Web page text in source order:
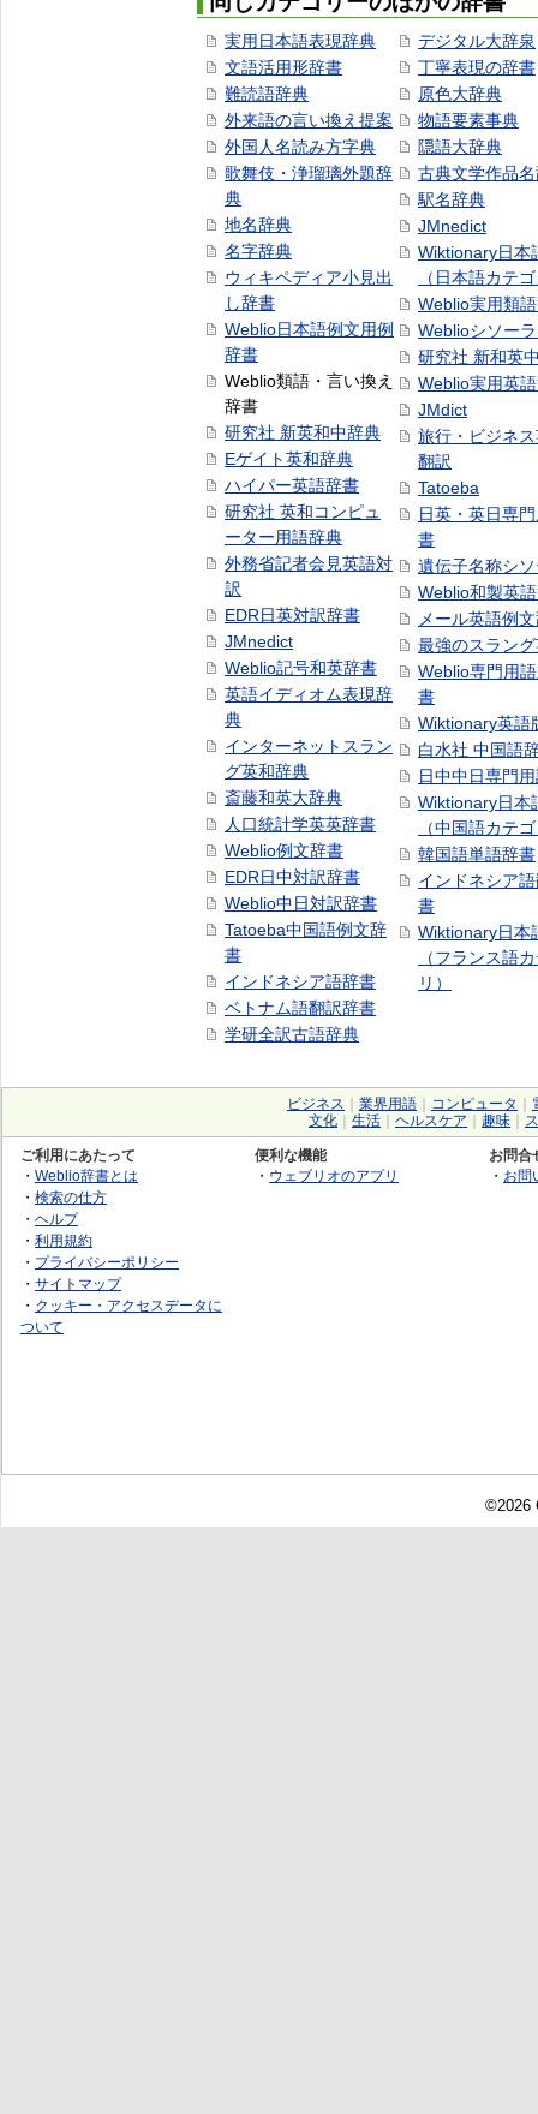
実用日本語表現辞典
文語活用形辞書
難読語辞典
外来語の言い換え提案
外国人名読み方字典
歌舞伎・浄瑠璃外題辞
典
地名辞典
名字辞典
ウィキペディア小見出
し辞書
Weblio日本語例文用例
辞書
Weblio類語・言い換え
辞書
研究社 新英和中辞典
Eゲイト英和辞典
ハイパー英語辞書
研究社 英和コンピュ
ーター用語辞典
外務省記者会見英語対
訳
EDR日英対訳辞書
JMnedict
Weblio記号和英辞書
英語イディオム表現辞
典
インターネットスラン
グ英和辞典
斎藤和英大辞典
人口統計学英英辞書
Weblio例文辞書
EDR日中対訳辞書
Weblio中日対訳辞書
Tatoeba中国語例文辞
書
インドネシア語辞書
ベトナム語翻訳辞書
学研全訳古語辞典
デジタル大辞泉
丁寧表現の辞書
原色大辞典
物語要素事典
隠語大辞典
古典文学作品
駅名辞典
JMnedict
Wiktionary日本
（日本語カテ
Weblio実用類
Weblioシソー
研究社 新和英
Weblio実用英
JMdict
旅行・ビジネ
翻訳
Tatoeba
日英・英日専
書
遺伝子名称シ
Weblio和製英
メール英語例
最強のスラン
Weblio専門用
書
Wiktionary英語
白水社 中国語
日中中日専門
Wiktionary日本
（中国語カテ
韓国語単語辞書
インドネシア
書
Wiktionary日本
（フランス語
リ）
ビジネス 業界用語 コンピュータ
文化
生活 ヘルスケア 趣味
ご利用にあたって
・ Weblio辞書とは
・ 検索の仕方
・ ヘルプ
・ 利用規約
・ プライバシーポリシー
・ サイトマップ
・ クッキー・アクセスデータに
ついて
便利な機能
・ ウェブリオのアプリ
お問合
・ お問
©2026